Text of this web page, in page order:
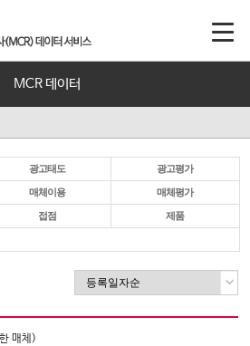
MCR 데이터
광고태도 광고평가
매체이용 매체평가
접점 제품
매체)